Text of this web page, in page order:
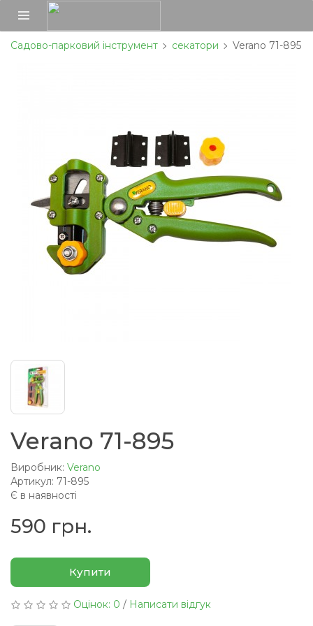
Садово-парковий інструмент секатори Verano 71-895
Verano 71-895
Виробник: Verano
Артикул: 71-895
Є в наявності
590 грн.
Купити
Оцінок: 0 / Написати відгук